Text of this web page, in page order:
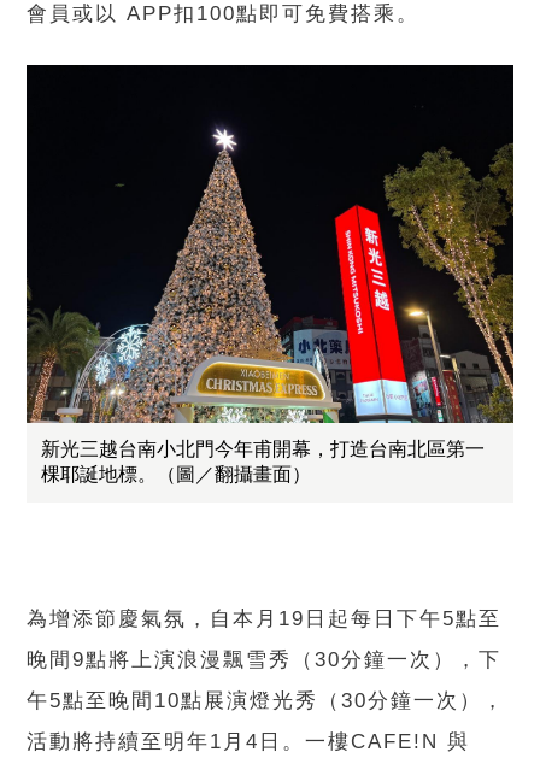
會員或以 APP扣100點即可免費搭乘。
新光三越台南小北門今年甫開幕，打造台南北區第一
棵耶誕地標。（圖／翻攝畫面）
為增添節慶氣氛，自本月19日起每日下午5點至
晚間9點將上演浪漫飄雪秀（30分鐘一次），下
午5點至晚間10點展演燈光秀（30分鐘一次），
活動將持續至明年1月4日。一樓CAFE!N 與